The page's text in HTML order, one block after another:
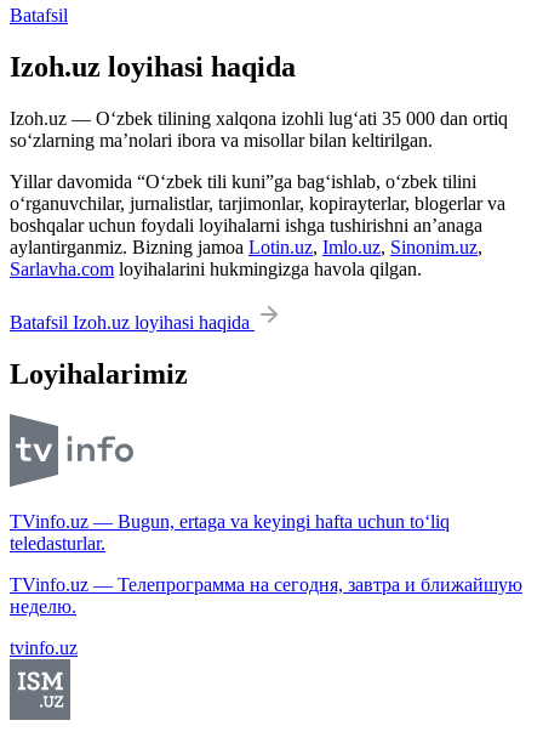
Batafsil
Izoh.uz loyihasi haqida
Izoh.uz — O‘zbek tilining xalqona izohli lug‘ati 35 000 dan ortiq
so‘zlarning ma’nolari ibora va misollar bilan keltirilgan.
Yillar davomida “O‘zbek tili kuni”ga bag‘ishlab, o‘zbek tilini
o‘rganuvchilar, jurnalistlar, tarjimonlar, kopirayterlar, blogerlar va
boshqalar uchun foydali loyihalarni ishga tushirishni an’anaga
aylantirganmiz. Bizning jamoa Lotin.uz, Imlo.uz, Sinonim.uz,
Sarlavha.com loyihalarini hukmingizga havola qilgan.
Batafsil Izoh.uz loyihasi haqida
Loyihalarimiz
TVinfo.uz — Bugun, ertaga va keyingi hafta uchun to‘liq
teledasturlar.
TVinfo.uz — Телепрограмма на сегодня, завтра и ближайшую
неделю.
tvinfo.uz